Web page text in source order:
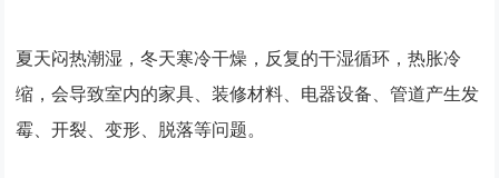
夏天闷热潮湿，冬天寒冷干燥，反复的干湿循环，热胀冷
缩，会导致室内的家具、装修材料、电器设备、管道产生发
霉、开裂、变形、脱落等问题。